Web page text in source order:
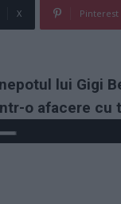
X Pinterest
lui Gigi
o afacere cu